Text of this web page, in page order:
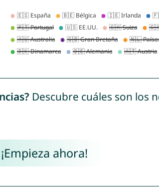
Descubre cuáles son los
ahora!